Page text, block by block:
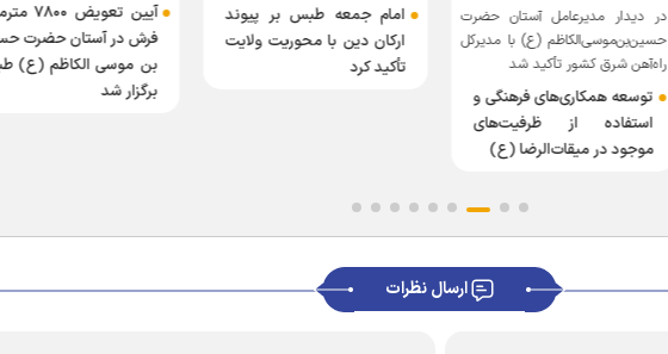
در دیدار مدیرعامل آستان حضرت
حسین‌بن‌موسی‌الکاظم (ع) با مدیرکل
راه‌آهن شرق کشور تأکید شد
توسعه همکاری‌های فرهنگی و
استفاده از ظرفیت‌های
موجود در میقات‌الرضا (ع)
امام جمعه طبس بر پیوند
ارکان دین با محوریت ولایت
تأکید کرد
آیین تعویض
فرش در آستان حضرت
بن موسی الکاظم (ع)
برگزار شد
ارسال نظرات